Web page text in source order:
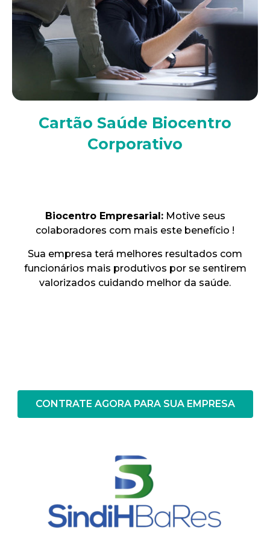
Cartão Saúde Biocentro
Corporativo
Biocentro Empresarial:Motive seus
colaboradores com mais este benefício !
Sua empresa terá melhores resultados com
funcionários mais produtivos por se sentirem
valorizados cuidando melhor da saúde.
CONTRATE AGORA PARA SUA EMPRESA